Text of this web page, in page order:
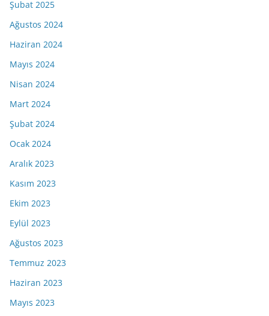
Şubat 2025
Ağustos 2024
Haziran 2024
Mayıs 2024
Nisan 2024
Mart 2024
Şubat 2024
Ocak 2024
Aralık 2023
Kasım 2023
Ekim 2023
Eylül 2023
Ağustos 2023
Temmuz 2023
Haziran 2023
Mayıs 2023